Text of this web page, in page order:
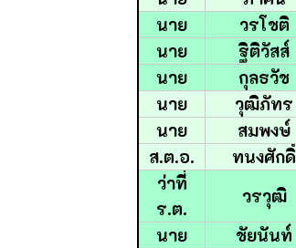
นาย
วรโชติ
นาย
ฐิติวัสส์
นาย
กุลธวัช
นาย
วุฒิภัทร
นาย
สมพงษ์
ส.ต.อ.
ทนงศักดิ์
ว่าที่
ร.ต.
วรวุฒิ
นาย
ชัยนันท์